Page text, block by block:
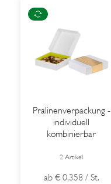
Pralinenverpackung -
individuell
kombinierbar
2 Artikel
ab € 0,358 / St.